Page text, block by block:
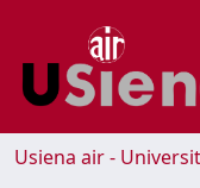
Usiena air -